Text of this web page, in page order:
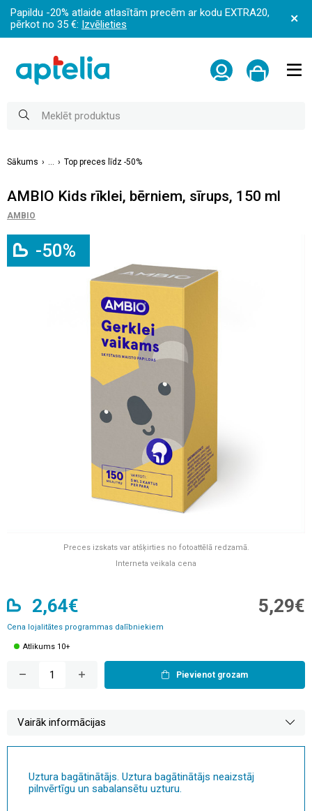
Papildu -20% atlaide atlasītām precēm ar kodu EXTRA20,
pērkot no 35 €: Izvēlieties
Sākums Top preces līdz -50%
AMBIO Kids rīklei, bērniem, sīrups, 150 ml
AMBIO
-50%
Preces izskats var atšķirties no fotoattēlā redzamā.
Interneta veikala cena
2,64€
Cena lojalitātes programmas dalībniekiem
5,29€
Atlikums 10+
Pievienot grozam
Vairāk informācijas
Uztura bagātinātājs. Uztura bagātinātājs neaizstāj
pilnvērtīgu un sabalansētu uzturu.